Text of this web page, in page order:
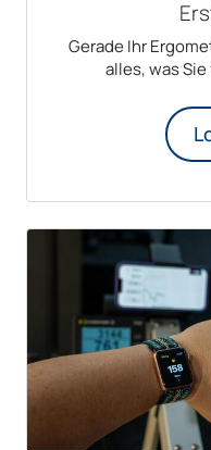
Gerade Ihr
alles, was